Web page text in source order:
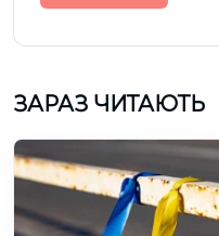
ЗАРАЗ ЧИТАЮТЬ